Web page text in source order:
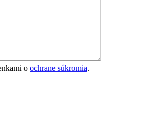
o ochrane súkromia.